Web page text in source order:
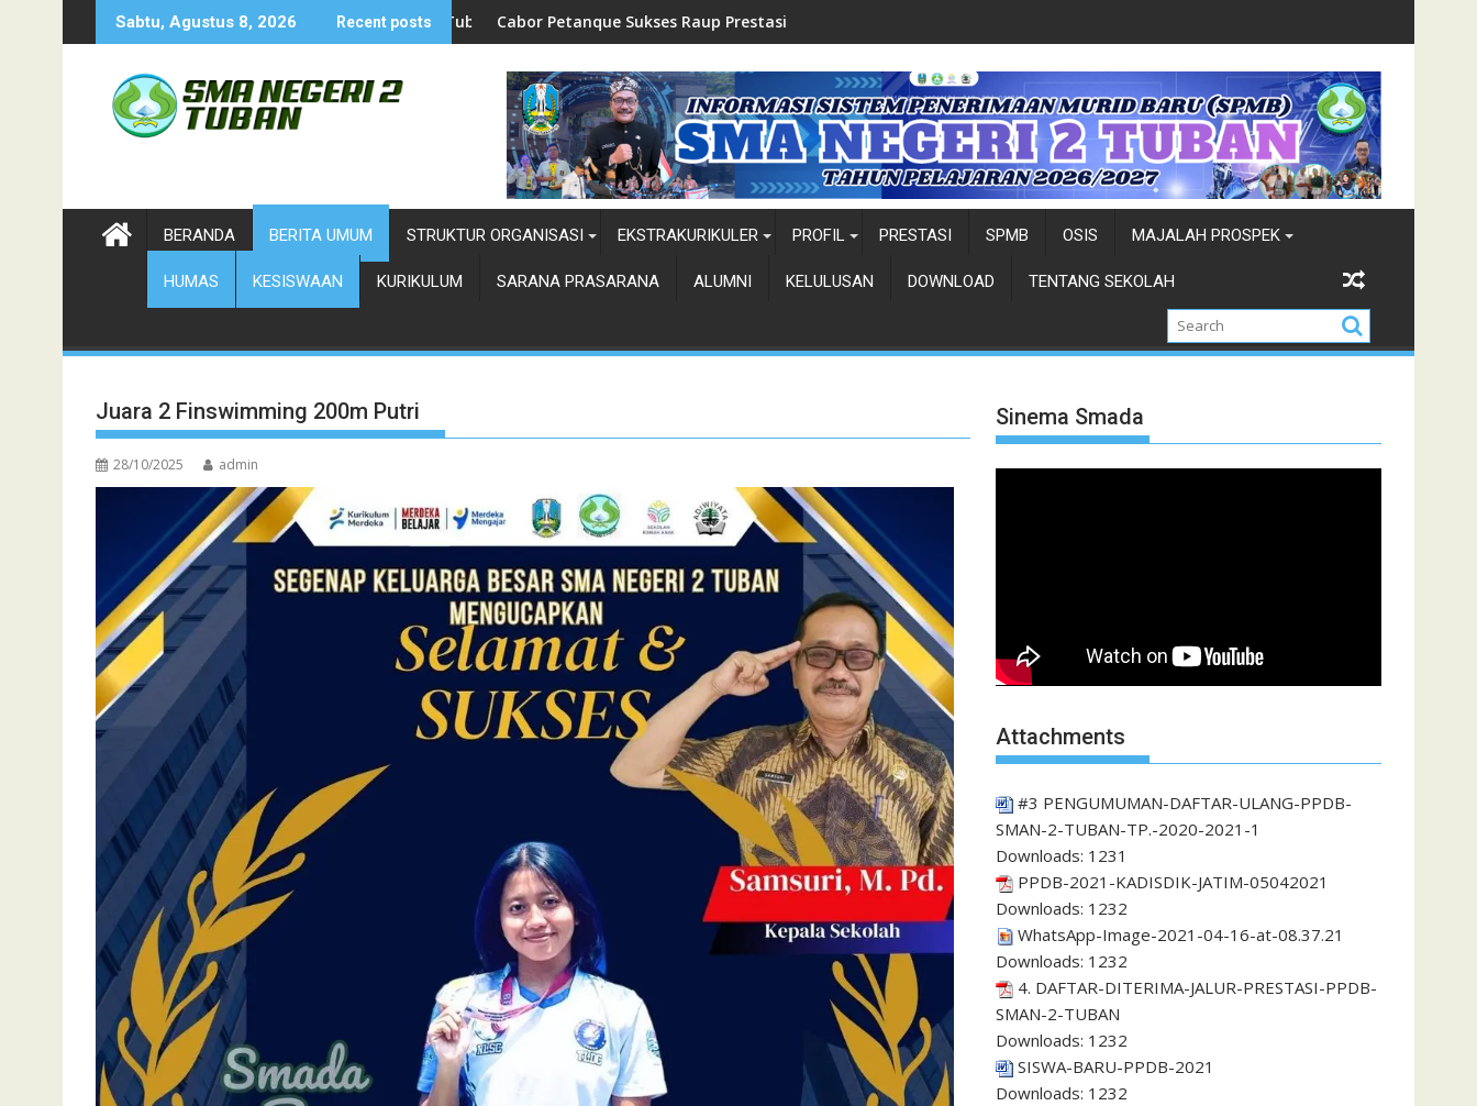
to
Sabtu, Agustus 8, 2026 Recent posts
Cabor Petanque Sukses Raup Prestasi Top Five-Pemilihan Duta Wisata-Cung Ndhuk Tuban 2026
BERANDA BERITA UMUM STRUKTUR ORGANISASI EKSTRAKURIKULER PROFIL PRESTASI SPMB OSIS MAJALAH PROSPEK
HUMAS KESISWAAN KURIKULUM SARANA PRASARANA ALUMNI KELULUSAN DOWNLOAD TENTANG SEKOLAH
Juara 2 Finswimming 200m Putri
28/10/2025 admin
Sinema Smada
Attachments
#3 PENGUMUMAN-DAFTAR-ULANG-PPDB-
SMAN-2-TUBAN-TP.-2020-2021-1
Downloads: 1231
PPDB-2021-KADISDIK-JATIM-05042021
Downloads: 1232
WhatsApp-Image-2021-04-16-at-08.37.21
Downloads: 1232
4. DAFTAR-DITERIMA-JALUR-PRESTASI-PPDB-
SMAN-2-TUBAN
Downloads: 1232
SISWA-BARU-PPDB-2021
Downloads: 1232